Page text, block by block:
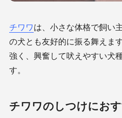
チワワは、小さな体格で飼い
の犬とも友好的に振る舞えま
強く、興奮して吠えやすい犬
す。
チワワのしつけにお